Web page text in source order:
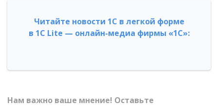
Читайте новости 1С в легкой форме
в 1С Lite — онлайн-медиа фирмы «1С»:
Нам важно ваше мнение! Оставьте